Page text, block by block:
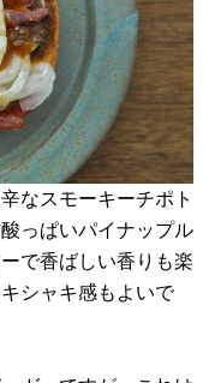
なスモーキーチポト
っぱいパイナップル
で香ばしい香りも楽
シャキ感もよいで